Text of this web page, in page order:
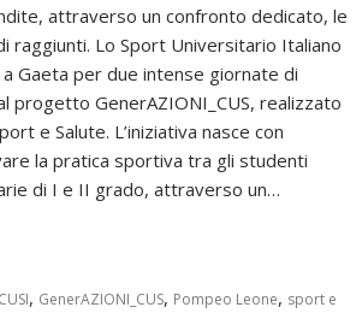
attraverso un confronto dedicato, le
raggiunti. Lo Sport Universitario Italiano
Gaeta per due intense giornate di
progetto GenerAZIONI_CUS, realizzato
e Salute. L’iniziativa nasce con
la pratica sportiva tra gli studenti
di I e II grado, attraverso un…
, GenerAZIONI_CUS, Pompeo Leone, sport e